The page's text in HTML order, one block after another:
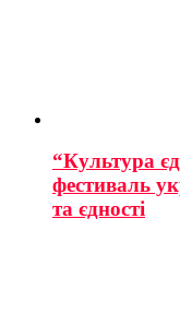
“Культура
фестиваль
та єдності